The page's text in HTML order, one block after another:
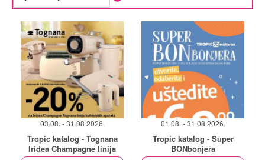
03.08. - 31.08.2026.
Tropic katalog - Tognana
Iridea Champagne linija
01.08. - 31.08.2026.
Tropic katalog - Super
BONbonjera